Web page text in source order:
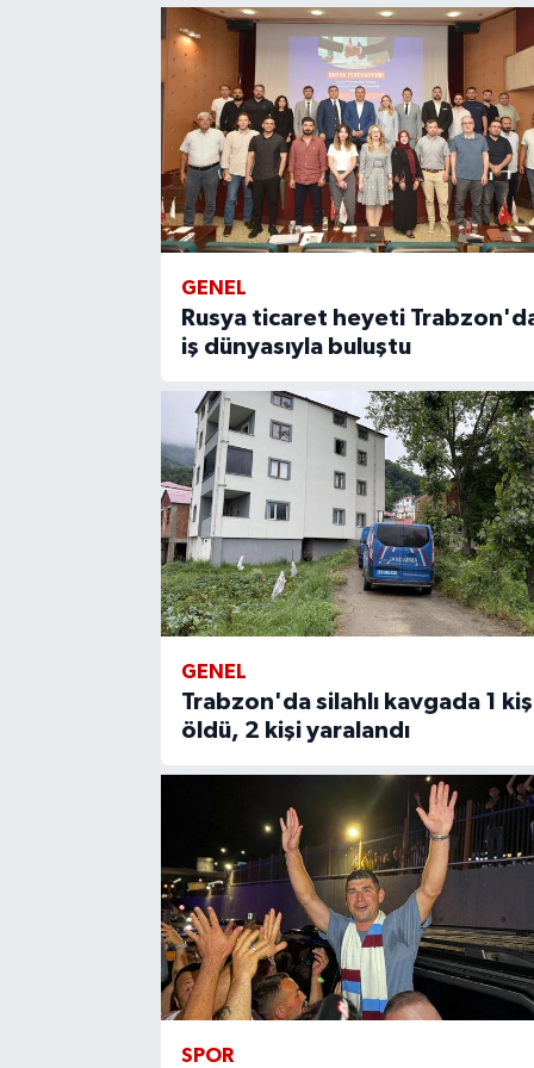
GENEL
Rusya ticaret heyeti
iş dünyasıyla buluştu
GENEL
Trabzon'da silahlı kavgada 1
öldü, 2 kişi yaralandı
SPOR